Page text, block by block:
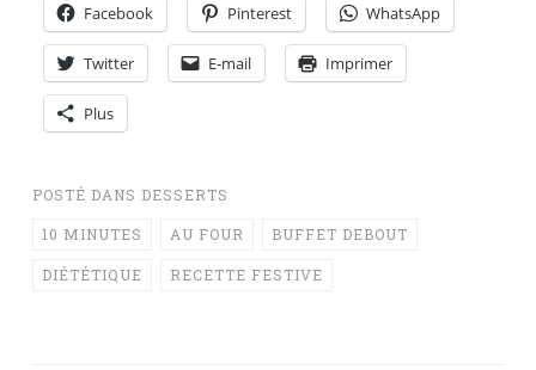
Facebook Pinterest WhatsApp
Twitter E-mail Imprimer
Plus
POSTÉ DANS DESSERTS
10 MINUTES AU FOUR BUFFET DEBOUT
DIÉTÉTIQUE RECETTE FESTIVE